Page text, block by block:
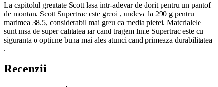
La capitolul greutate Scott lasa intr-adevar de dorit pentru un pantof
de montan. Scott Supertrac este greoi , undeva la 290 g pentru
marimea 38.5, considerabil mai greu ca media pietei. Materialele
sunt insa de super calitatea iar cand tragem linie Supertrac este cu
siguranta o optiune buna mai ales atunci cand primeaza durabilitatea
.
Recenzii